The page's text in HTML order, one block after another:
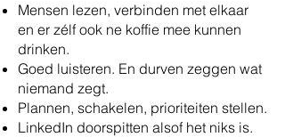
Mensen lezen, verbinden met elkaar
en er zélf ook ne koffie mee kunnen
drinken.
Goed luisteren. En durven zeggen wat
niemand zegt.
Plannen, schakelen, prioriteiten stellen.
LinkedIn doorspitten alsof het niks is.